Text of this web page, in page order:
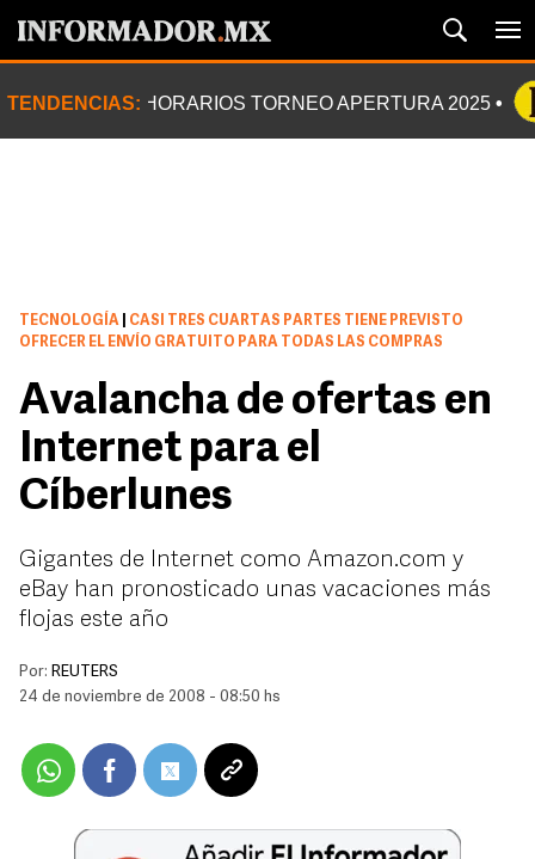
TENDENCIAS: HORARIOS TORNEO APERTURA 2025
TECNOLOGÍA
CASI TRES CUARTAS PARTES TIENE PREVISTO
OFRECER EL ENVÍO GRATUITO PARA TODAS LAS COMPRAS
Avalancha de ofertas en
Internet para el
Cíberlunes
Gigantes de Internet como Amazon.com y
eBay han pronosticado unas vacaciones más
flojas este año
Por: REUTERS
24 de noviembre de 2008 - 08:50 hs